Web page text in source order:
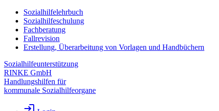
Sozialhilfelehrbuch
Sozialhilfeschulung
Fachberatung
Fallrevision
Erstellung, Überarbeitung von Vorlagen und Handbüchern
Sozialhilfeunterstützung
RINKE GmbH
Handlungshilfen für
kommunale Sozialhilfeorgane